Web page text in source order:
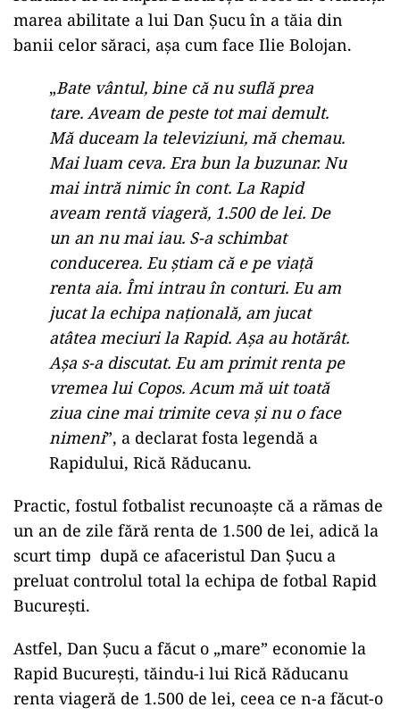
marea abilitate a lui Dan Șucu în a tăia din
banii celor săraci, așa cum face Ilie Bolojan.
„Bate vântul, bine că nu suflă prea
tare. Aveam de peste tot mai demult.
Mă duceam la televiziuni, mă chemau.
Mai luam ceva. Era bun la buzunar. Nu
mai intră nimic în cont. La Rapid
aveam rentă viageră, 1.500 de lei. De
un an nu mai iau. S-a schimbat
conducerea. Eu știam că e pe viață
renta aia. Îmi intrau în conturi. Eu am
jucat la echipa națională, am jucat
atâtea meciuri la Rapid. Așa au hotărât.
Așa s-a discutat. Eu am primit renta pe
vremea lui Copos. Acum mă uit toată
ziua cine mai trimite ceva și nu o face
nimeni”, a declarat fosta legendă a
Rapidului, Rică Răducanu.
Practic, fostul fotbalist recunoaște că a rămas de
un an de zile fără renta de 1.500 de lei, adică la
scurt timp după ce afaceristul Dan Șucu a
preluat controlul total la echipa de fotbal Rapid
București.
Astfel, Dan Șucu a făcut o „mare” economie la
Rapid București, tăindu-i lui Rică Răducanu
renta viageră de 1.500 de lei, ceea ce n-a făcut-o